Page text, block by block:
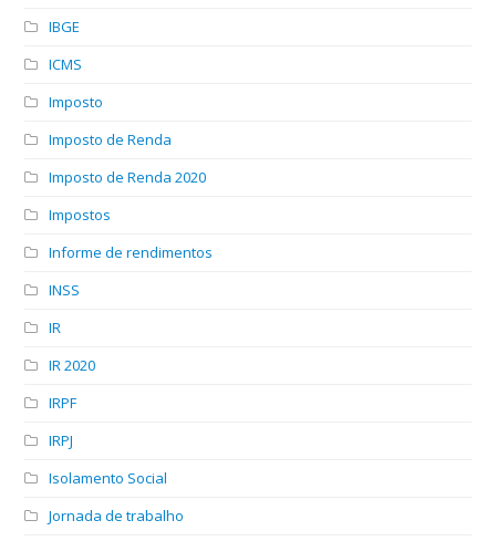
IBGE
ICMS
Imposto
Imposto de Renda
Imposto de Renda 2020
Impostos
Informe de rendimentos
INSS
IR
IR 2020
IRPF
IRPJ
Isolamento Social
Jornada de trabalho